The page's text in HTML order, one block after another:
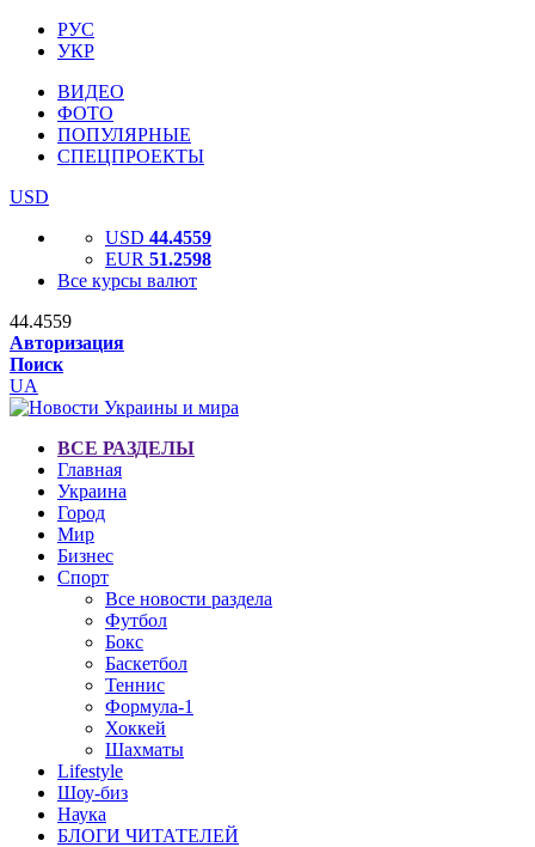
РУС
УКР
ВИДЕО
ФОТО
ПОПУЛЯРНЫЕ
СПЕЦПРОЕКТЫ
USD
USD 44.4559
EUR 51.2598
Все курсы валют
44.4559
Авторизация
Поиск
UA
ВСЕ РАЗДЕЛЫ
Главная
Украина
Город
Мир
Бизнес
Спорт
Все новости раздела
Футбол
Бокс
Баскетбол
Теннис
Формула-1
Хоккей
Шахматы
Lifestyle
Шоу-биз
Наука
БЛОГИ ЧИТАТЕЛЕЙ